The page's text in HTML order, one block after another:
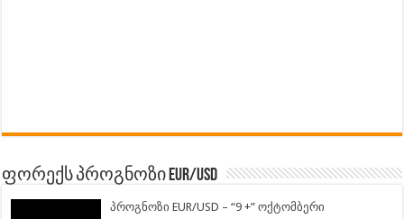
ფორექს პროგნოზი EUR/USD
პროგნოზი EUR/USD – “9 +” ოქტომბერი